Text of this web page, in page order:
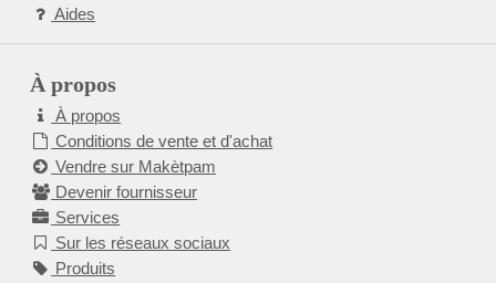
Aides
À propos
À propos
Conditions de vente et d'achat
Vendre sur Makètpam
Devenir fournisseur
Services
Sur les réseaux sociaux
Produits